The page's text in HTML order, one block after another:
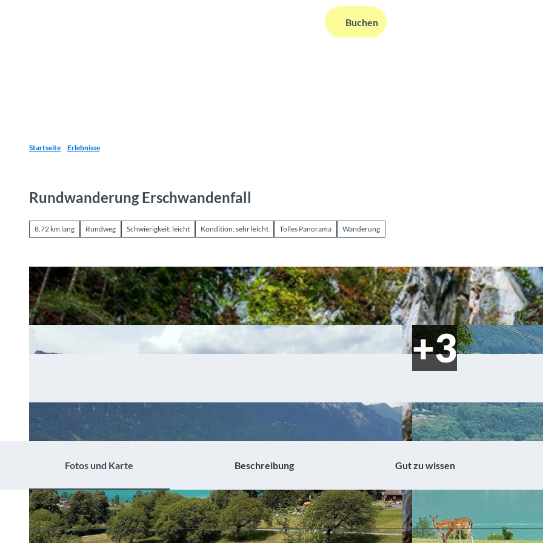
Informationen
Suche Buchen
Startseite Erlebnisse
Rundwanderung Erschwandenfall
8,72 km lang Rundweg Schwierigkeit: leicht Kondition: sehr leicht Tolles Panorama Wanderung
Fotos und Karte Beschreibung Gut zu wissen